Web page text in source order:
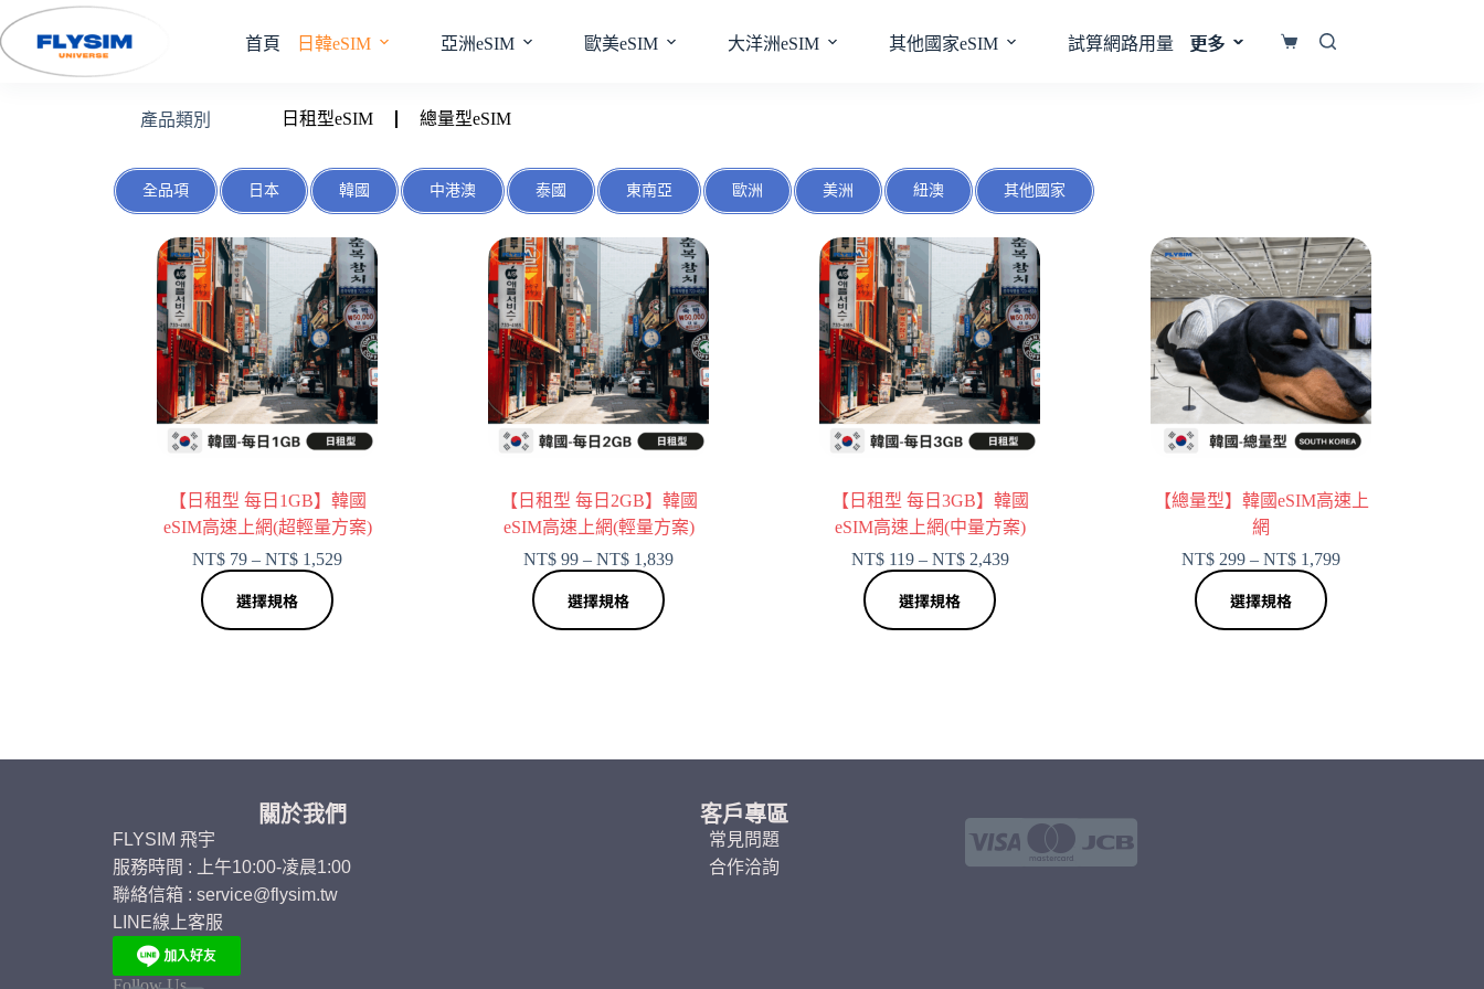
首頁 日韓eSIM 亞洲eSIM 歐美eSIM 大洋洲eSIM 其他國家eSIM 試算網路用量 更多
更多
產品類別 日租型eSIM 總量型eSIM
全品項 日本 韓國 中港澳 泰國 東南亞 歐洲 美洲 紐澳 其他國家
【日租型 每日1GB】韓國
eSIM高速上網(超輕量方案)
NT$ 79 – NT$ 1,529
選擇規格
【日租型 每日2GB】韓國
eSIM高速上網(輕量方案)
NT$ 99 – NT$ 1,839
選擇規格
【日租型 每日3GB】韓國
eSIM高速上網(中量方案)
NT$ 119 – NT$ 2,439
選擇規格
【總量型】韓國eSIM高速上
網
NT$ 299 – NT$ 1,799
選擇規格
關於我們
FLYSIM 飛宇
服務時間 : 上午10:00-凌晨1:00
聯絡信箱 : service@flysim.tw
LINE線上客服
Follow Us
客戶專區
常見問題
合作洽詢